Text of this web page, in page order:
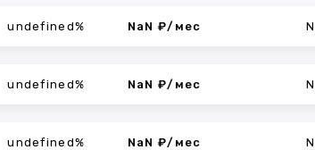
undefined% NaN ₽/мес
undefined% NaN ₽/мес
undefined% NaN ₽/мес